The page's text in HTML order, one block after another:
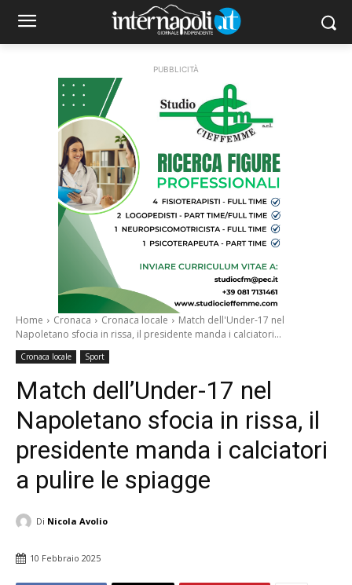
PUBBLICITÀ
Home Cronaca Cronaca locale
Match dell'Under-17 nel
Napoletano sfocia in rissa, il presidente manda i calciatori...
Cronaca locale Sport
Match dell’Under-17 nel
Napoletano sfocia in rissa, il
presidente manda i calciatori
a pulire le spiagge
Di Nicola Avolio
10 Febbraio 2025